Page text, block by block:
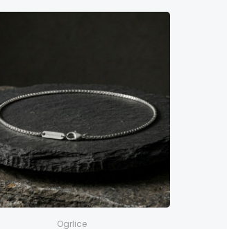
Ogrlice